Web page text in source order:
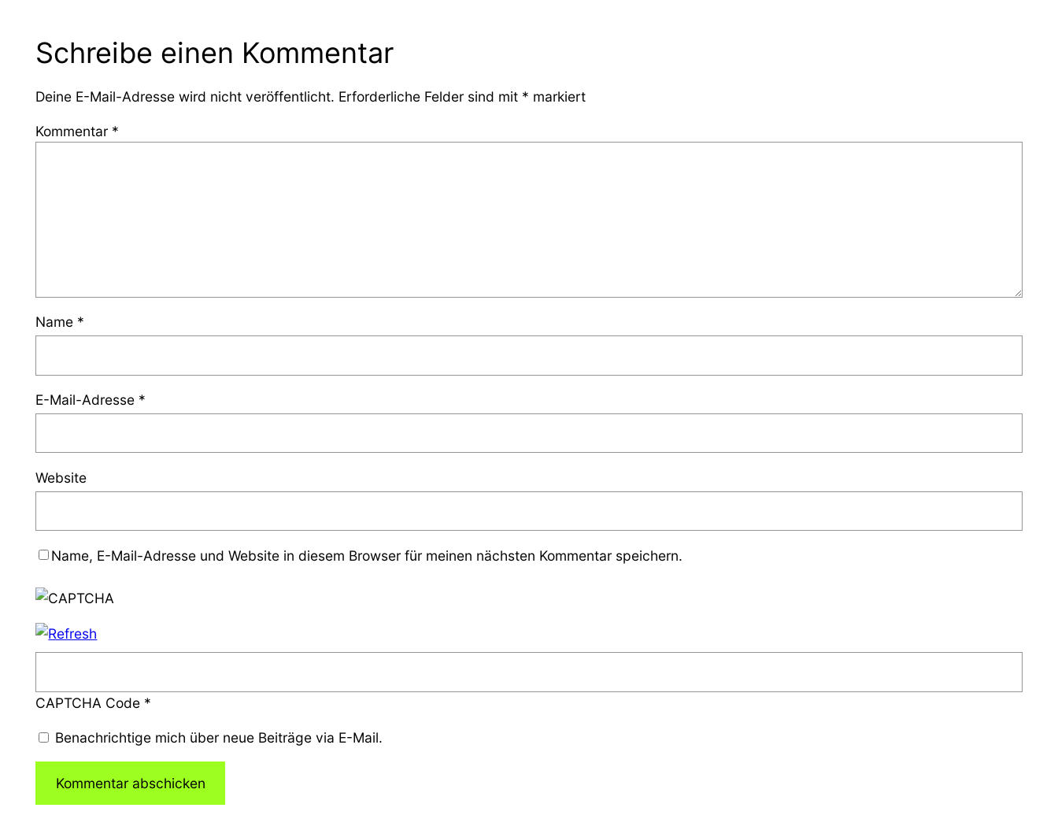
Schreibe einen Kommentar
Deine E-Mail-Adresse wird nicht veröffentlicht. Erforderliche Felder sind mit * markiert
Kommentar *
Name *
E-Mail-Adresse *
Website
Name, E-Mail-Adresse und Website in diesem Browser für meinen nächsten Kommentar speichern.
CAPTCHA Code *
Benachrichtige mich über neue Beiträge via E-Mail.